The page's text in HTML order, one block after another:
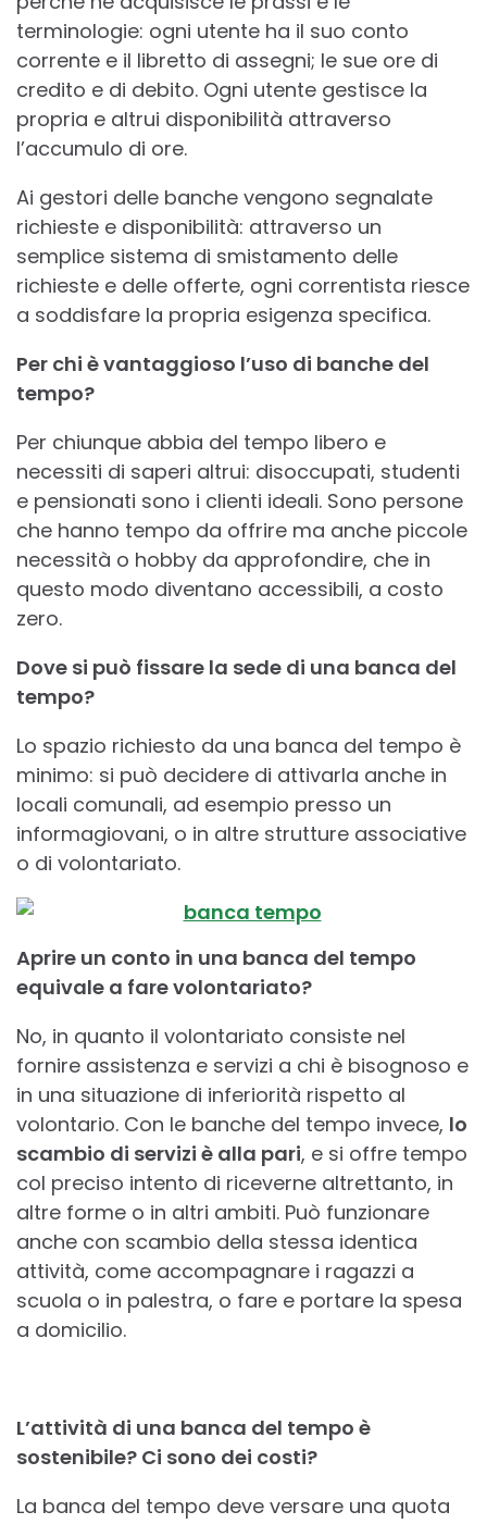
terminologie: ogni utente ha il suo conto
corrente e il libretto di assegni; le sue ore di
credito e di debito. Ogni utente gestisce la
propria e altrui disponibilità attraverso
l’accumulo di ore.
Ai gestori delle banche vengono segnalate
richieste e disponibilità: attraverso un
semplice sistema di smistamento delle
richieste e delle offerte, ogni correntista riesce
a soddisfare la propria esigenza specifica.
Per chi è vantaggioso l’uso di banche del
tempo?
Per chiunque abbia del tempo libero e
necessiti di saperi altrui: disoccupati, studenti
e pensionati sono i clienti ideali. Sono persone
che hanno tempo da offrire ma anche piccole
necessità o hobby da approfondire, che in
questo modo diventano accessibili, a costo
zero.
Dove si può fissare la sede di una banca del
tempo?
Lo spazio richiesto da una banca del tempo è
minimo: si può decidere di attivarla anche in
locali comunali, ad esempio presso un
informagiovani, o in altre strutture associative
o di volontariato.
Aprire un conto in una banca del tempo
equivale a fare volontariato?
No, in quanto il volontariato consiste nel
fornire assistenza e servizi a chi è bisognoso e
in una situazione di inferiorità rispetto al
volontario. Con le banche del tempo invece, lo
scambio di servizi è alla pari, e si offre tempo
col preciso intento di riceverne altrettanto, in
altre forme o in altri ambiti. Può funzionare
anche con scambio della stessa identica
attività, come accompagnare i ragazzi a
scuola o in palestra, o fare e portare la spesa
a domicilio.
L’attività di una banca del tempo è
sostenibile? Ci sono dei costi?
La banca del tempo deve versare una quota